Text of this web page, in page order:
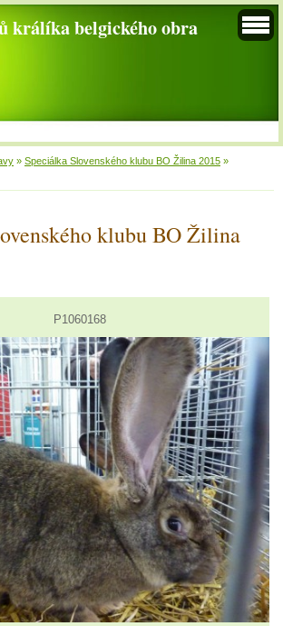
králíka belgického obra
» Speciálka Slovenského klubu BO Žilina 2015 »
klubu BO Žilina
P1060168